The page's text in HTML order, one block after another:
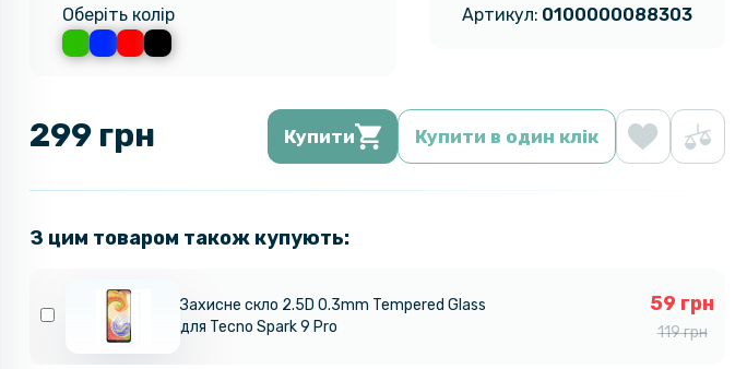
Оберіть колір Артикул: 0100000088303
299 грн Купити Купити в один клік
З цим товаром також купують:
Захисне скло 2.5D 0.3mm Tempered Glass
для Tecno Spark 9 Pro
59 грн
119 грн